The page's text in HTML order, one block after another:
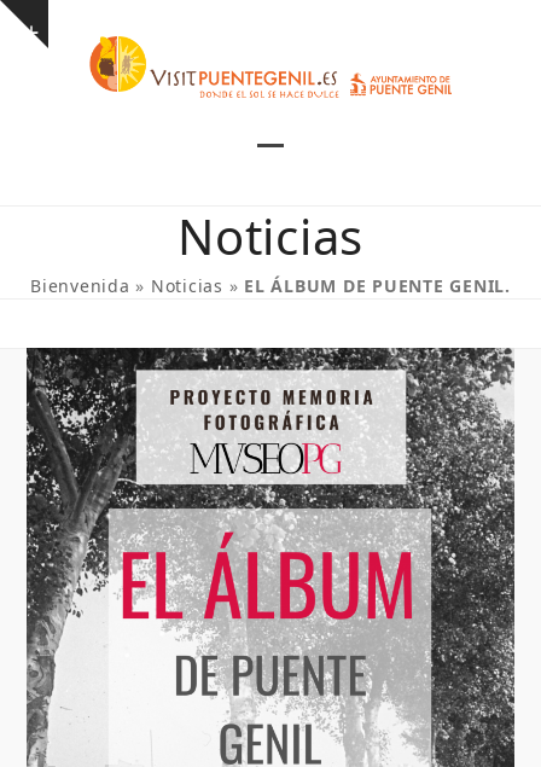
Skip
Show
mobile
menu
mobile
menu
Noticias
Bienvenida » Noticias » EL ÁLBUM DE PUENTE GENIL.